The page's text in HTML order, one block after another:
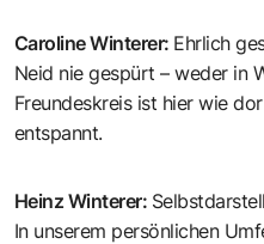
Caroline Winterer: Ehrlich
Neid nie gespürt – weder in
Freundeskreis ist hier wie
entspannt.
Heinz Winterer:
In unserem persönlichen